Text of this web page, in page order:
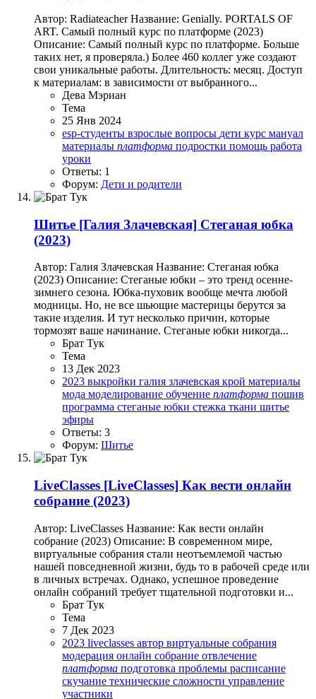
Автор: Radiateacher Название: Genially. PORTALS OF
ART. Самый полный курс по платформе (2023)
Описание: Самый полный курс по платформе. Больше
таких нет, я проверяла.) Более 460 коллег уже создают
свои уникальные работы. Длительность: месяц. Доступ
к материалам: в зависимости от выбранного...
Дева Мэриан
Тема
25 Янв 2024
esp-студенты взрослые вопросы дети курс мануал
материалы платформа подростки помощь работа
уроки
Ответы: 1
Форум: Дети и родители
Шитье [Галия Злачевская] Стеганая юбка
(2023)
Автор: Галия Злачевская Название: Стеганая юбка
(2023) Описание: Стеганые юбки – это тренд осенне-
зимнего сезона. Юбка-пуховик вообще мечта любой
модницы. Но, не все шьющие мастерицы берутся за
такие изделия. И тут несколько причин, которые
тормозят ваше начинание. Стеганые юбки никогда...
Брат Тук
Тема
13 Дек 2023
2023 выкройки галия злачевская крой материалы
мода моделирование обучение платформа пошив
программа стеганые юбки стежка ткани шитье
эфиры
Ответы: 3
Форум: Шитье
LiveClasses [LiveClasses] Как вести онлайн
собрание (2023)
Автор: LiveClasses Название: Как вести онлайн
собрание (2023) Описание: В современном мире,
виртуальные собрания стали неотъемлемой частью
нашей повседневной жизни, будь то в рабочей среде или
в личных встречах. Однако, успешное проведение
онлайн собраний требует тщательной подготовки и...
Брат Тук
Тема
7 Дек 2023
2023 liveclasses автор виртуальные собрания
модерация онлайн собрание отвлечение
платформа подготовка проблемы расписание
скучание технические сложности управление
участники